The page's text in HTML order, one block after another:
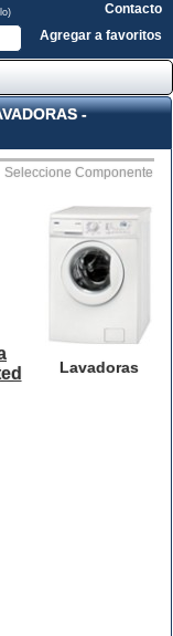
Contacto
Agregar a favoritos
-
Seleccione Componente
Lavadoras